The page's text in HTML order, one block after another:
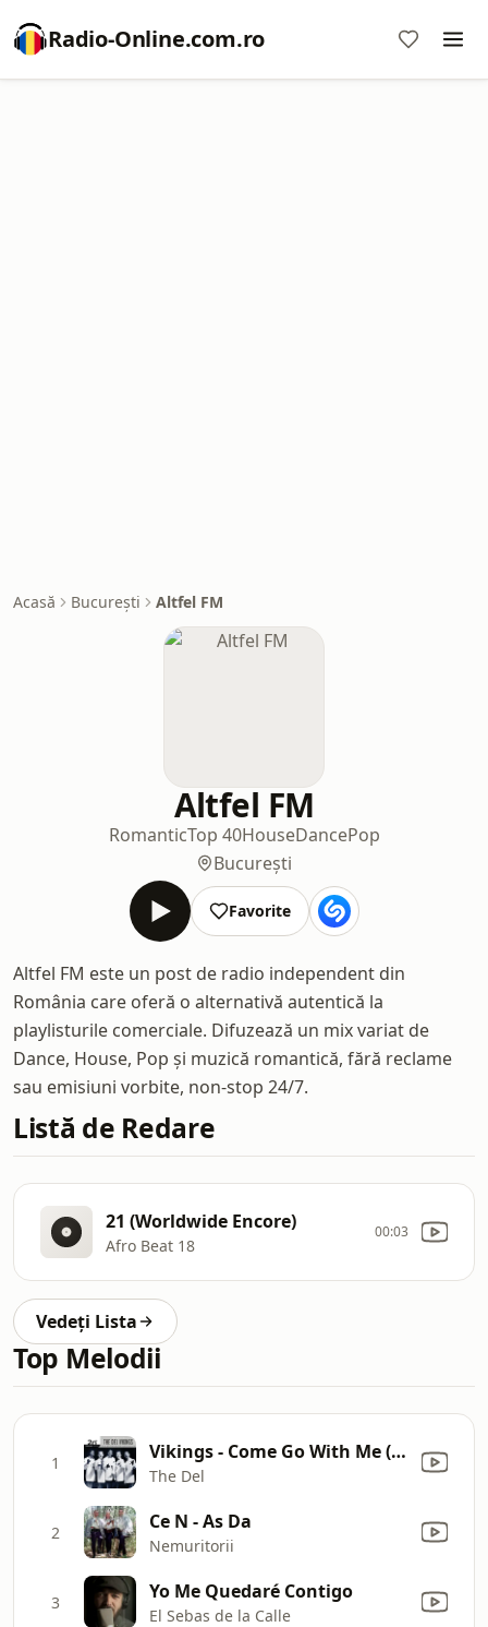
Radio-Online.com.ro
Acasă București Altfel FM
Altfel FM
RomanticTop 40HouseDancePop
București
Favorite
Altfel FM este un post de radio independent din
România care oferă o alternativă autentică la
playlisturile comerciale. Difuzează un mix variat de
Dance, House, Pop și muzică romantică, fără reclame
sau emisiuni vorbite, non-stop 24/7.
Listă de Redare
21 (Worldwide Encore)
Afro Beat 18
00:03
Vedeți Lista
Top Melodii
1 Vikings - Come Go With Me (Single Version)
The Del
2 Ce N - As Da
Nemuritorii
3 Yo Me Quedaré Contigo
El Sebas de la Calle